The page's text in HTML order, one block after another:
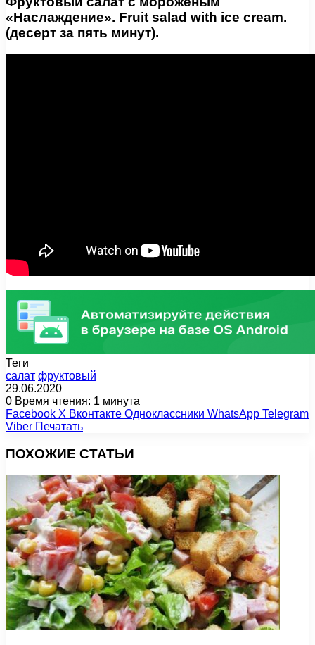
«Наслаждение». Fruit salad with ice cream.
(десерт за пять минут).
Теги
салат фруктовый
29.06.2020
0 Время чтения: 1 минута
Facebook X Вконтакте Одноклассники WhatsApp Telegram
Viber Печатать
ПОХОЖИЕ СТАТЬИ